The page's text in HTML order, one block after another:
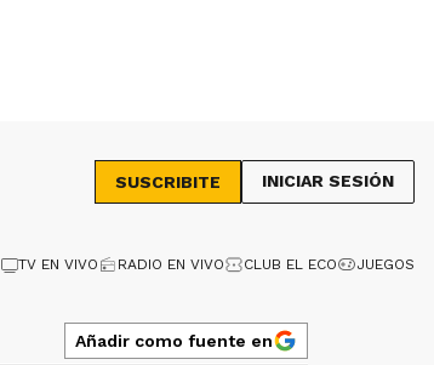
SUSCRIBITE INICIAR SESIÓN
TV EN VIVO RADIO EN VIVO CLUB EL ECO JUEGOS
Añadir como fuente en